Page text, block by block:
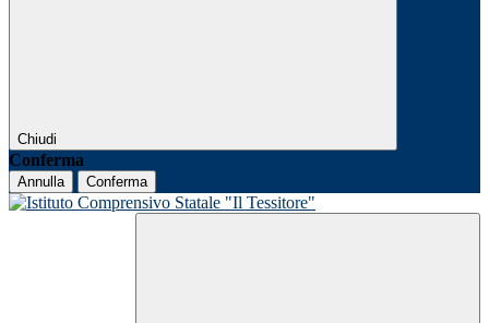
Chiudi
Conferma
Annulla Conferma